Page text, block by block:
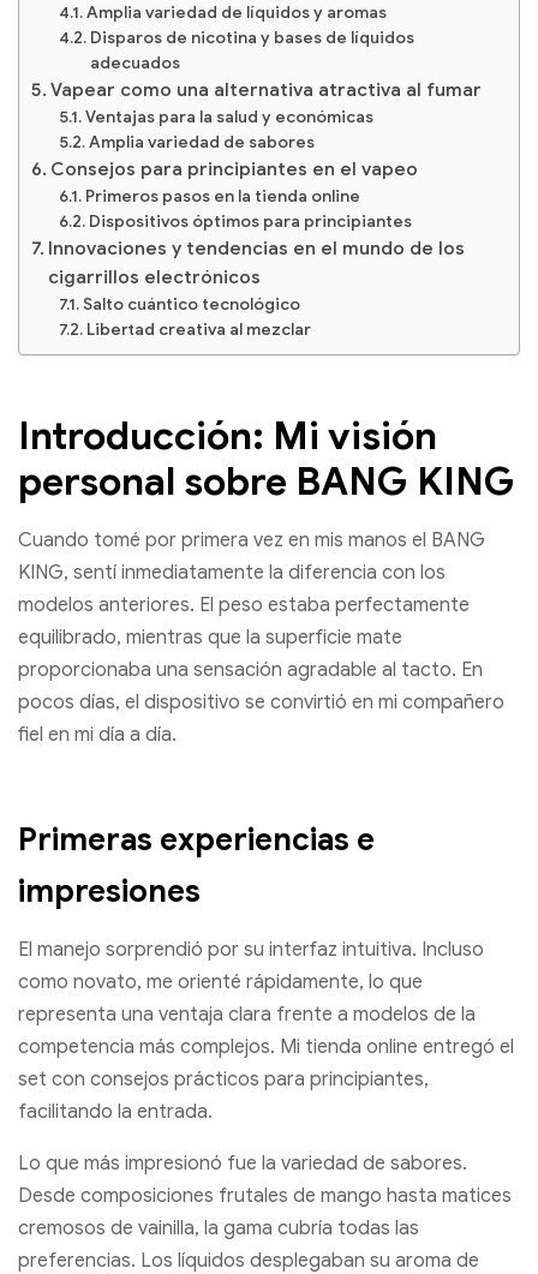
Amplia variedad de líquidos y aromas
Disparos de nicotina y bases de líquidos
adecuados
Vapear como una alternativa atractiva al fumar
Ventajas para la salud y económicas
Amplia variedad de sabores
Consejos para principiantes en el vapeo
Primeros pasos en la tienda online
Dispositivos óptimos para principiantes
Innovaciones y tendencias en el mundo de los
cigarrillos electrónicos
Salto cuántico tecnológico
Libertad creativa al mezclar
Introducción: Mi visión
personal sobre BANG KING
Cuando tomé por primera vez en mis manos el BANG
KING, sentí inmediatamente la diferencia con los
modelos anteriores. El peso estaba perfectamente
equilibrado, mientras que la superficie mate
proporcionaba una sensación agradable al tacto. En
pocos días, el dispositivo se convirtió en mi compañero
fiel en mi día a día.
Primeras experiencias e
impresiones
El manejo sorprendió por su interfaz intuitiva. Incluso
como novato, me orienté rápidamente, lo que
representa una ventaja clara frente a modelos de la
competencia más complejos. Mi tienda online entregó el
set con consejos prácticos para principiantes,
facilitando la entrada.
Lo que más impresionó fue la variedad de sabores.
Desde composiciones frutales de mango hasta matices
cremosos de vainilla, la gama cubría todas las
preferencias. Los líquidos desplegaban su aroma de